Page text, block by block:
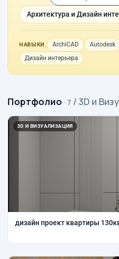
Архитектура и Дизайн
НАВЫКИ ArchiCAD Autodesk
Дизайн интерьера
Портфолио · 7 / 3D и
3D И ВИЗУАЛИЗАЦИЯ
дизайн проект квартиры